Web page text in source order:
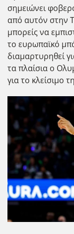
σημειώνει
από αυτόν στην
μπορείς να
το ευρωπαϊκό
διαμαρτυρηθεί
τα πλαίσια ο
για το κλείσιμο